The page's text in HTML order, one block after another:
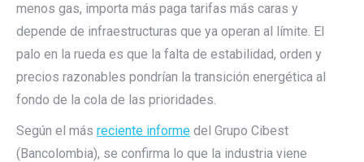
menos gas, importa más paga tarifas más caras y
depende de infraestructuras que ya operan al límite. El
palo en la rueda es que la falta de estabilidad, orden y
precios razonables pondrían la transición energética al
fondo de la cola de las prioridades.
Según el más reciente informe del Grupo Cibest
(Bancolombia), se confirma lo que la industria viene